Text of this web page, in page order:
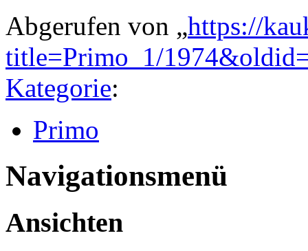
Abgerufen von „https://
title=Primo_1/
Kategorie:
Primo
Navigationsmenü
Ansichten